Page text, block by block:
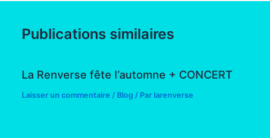
Publications similaires
La Renverse fête l’automne + CONCERT
Laisser un commentaire / Blog / Par larenverse